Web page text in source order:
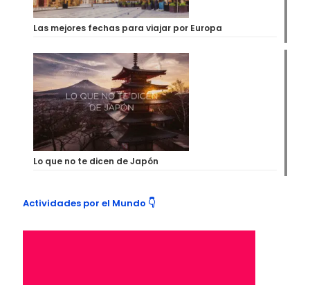
Las mejores fechas para viajar por Europa
Lo que no te dicen de Japón
Actividades por el Mundo 👇